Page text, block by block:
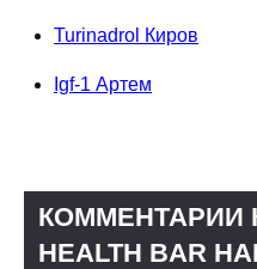
Turinadrol Киров
Igf-1 Артем
КОММЕНТАРИИ К
HEALTH BAR